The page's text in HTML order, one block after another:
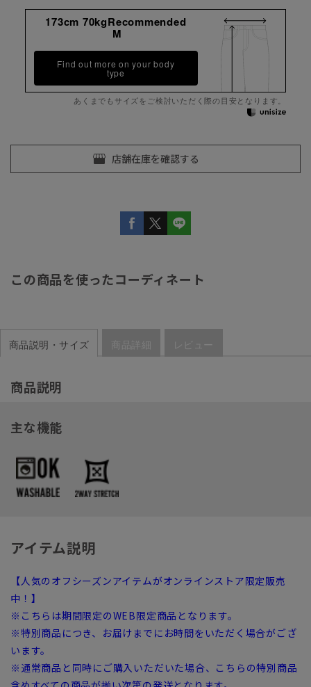
173cm 70kgRecommended
M
Find out more on your body
type
あくまでもサイズをご検討いただく際の目安となります。
この商品を使ったコーディネート
商品説明・サイズ 商品詳細 レビュー
商品説明
主な機能
アイテム説明
【人気のオフシーズンアイテムがオンラインストア限定販売
中！】
※こちらは期間限定のWEB限定商品となります。
※特別商品につき、お届けまでにお時間をいただく場合がござ
います。
※通常商品と同時にご購入いただいた場合、こちらの特別商品